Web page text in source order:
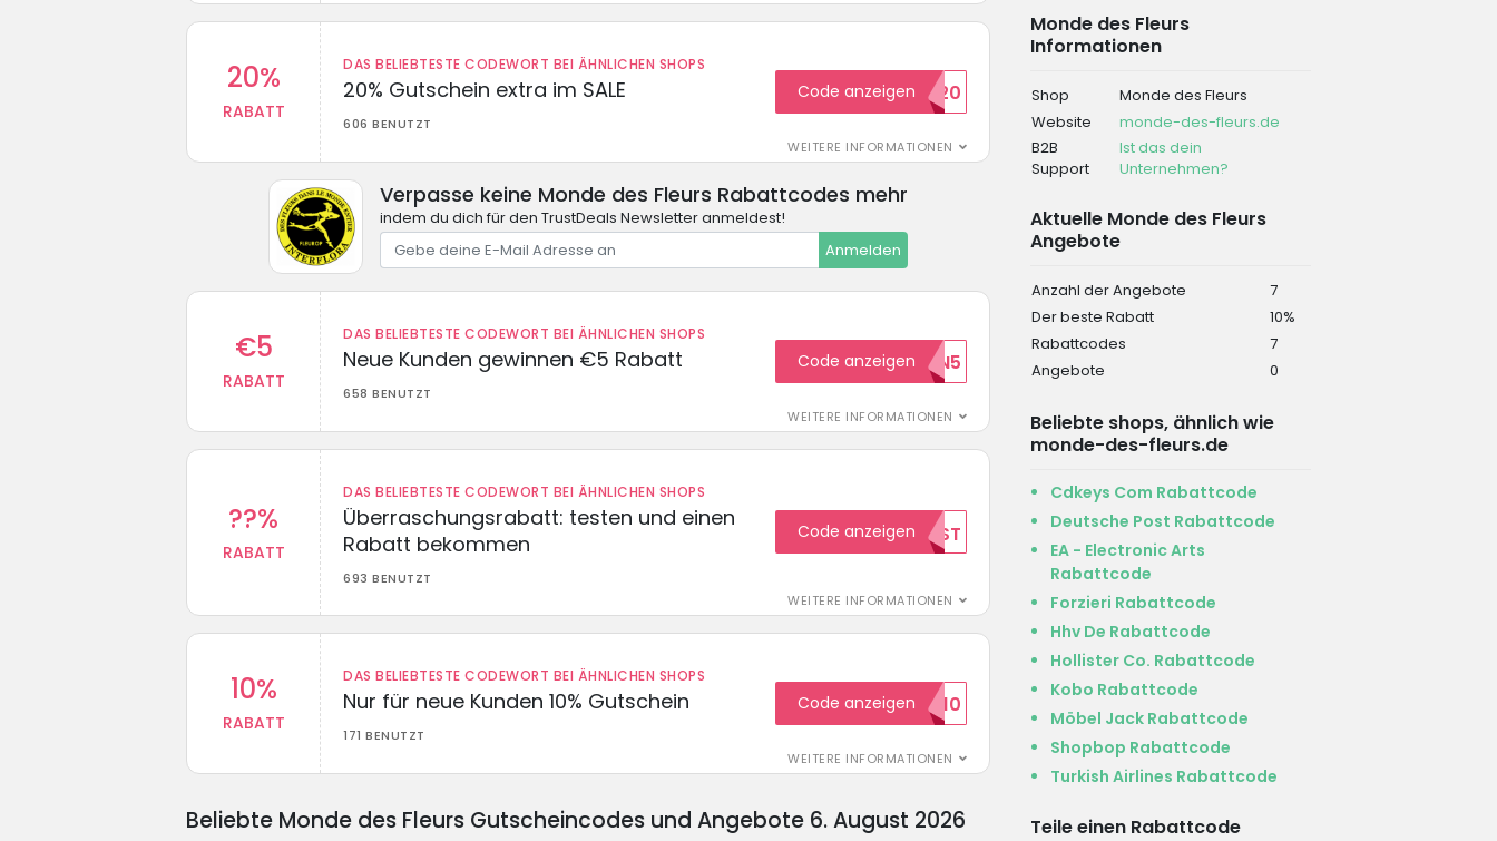
20%
RABATT
DAS BELIEBTESTE CODEWORT BEI ÄHNLICHEN SHOPS
20% Gutschein extra im SALE
606 BENUTZT
WEITERE INFORMATIONEN
Code anzeigenSALE20
Verpasse keine Monde des Fleurs Rabattcodes mehr
indem du dich für den TrustDeals Newsletter anmeldest!
Anmelden
€5
RABATT
DAS BELIEBTESTE CODEWORT BEI ÄHNLICHEN SHOPS
Neue Kunden gewinnen €5 Rabatt
658 BENUTZT
WEITERE INFORMATIONEN
Code anzeigen
WILKOMMEN5
??%
RABATT
DAS BELIEBTESTE CODEWORT BEI ÄHNLICHEN SHOPS
Überraschungsrabatt: testen und einen
Rabatt bekommen
693 BENUTZT
WEITERE INFORMATIONEN
Code anzeigen TEST
10%
RABATT
DAS BELIEBTESTE CODEWORT BEI ÄHNLICHEN SHOPS
Nur für neue Kunden 10% Gutschein
171 BENUTZT
WEITERE INFORMATIONEN
Code anzeigen
WILKOMMEN10
Monde des Fleurs
Informationen
Shop
Monde des Fleurs
Website
monde-des-fleurs.de
B2B
Support
Ist das dein
Unternehmen?
Aktuelle Monde des Fleurs
Angebote
Anzahl der Angebote
7
Der beste Rabatt
10%
Rabattcodes
7
Angebote
0
Beliebte shops, ähnlich wie
monde-des-fleurs.de
Cdkeys Com Rabattcode
Deutsche Post Rabattcode
EA - Electronic Arts
Rabattcode
Forzieri Rabattcode
Hhv De Rabattcode
Hollister Co. Rabattcode
Kobo Rabattcode
Möbel Jack Rabattcode
Shopbop Rabattcode
Turkish Airlines Rabattcode
Teile einen Rabattcode
Beliebte Monde des Fleurs Gutscheincodes und Angebote 6. August 2026